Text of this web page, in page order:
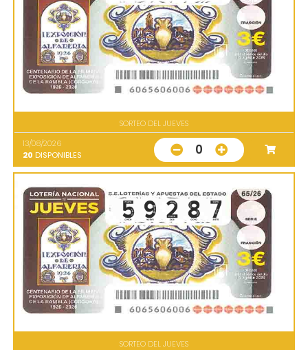
SORTEO DEL JUEVES
13/08/2026
20 DISPONIBLES 0
SORTEO DEL JUEVES